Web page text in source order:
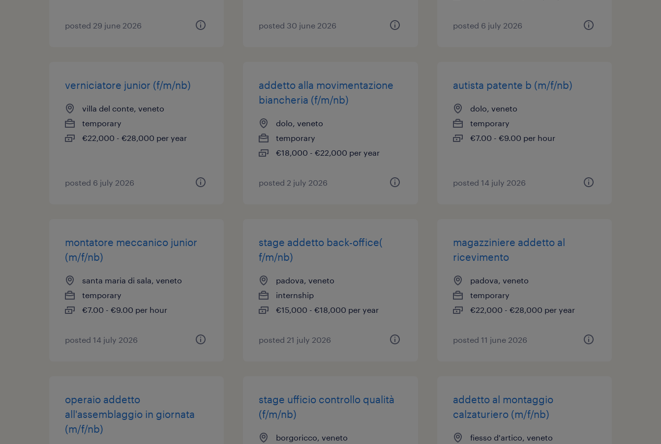
posted 29 june 2026 posted 30 june 2026 posted 6 july 2026
verniciatore junior (f/m/nb)
villa del conte, veneto
temporary
€22,000 - €28,000 per year
posted 6 july 2026
addetto alla movimentazione
biancheria (f/m/nb)
dolo, veneto
temporary
€18,000 - €22,000 per year
posted 2 july 2026
autista patente b (m/f/nb)
dolo, veneto
temporary
€7.00 - €9.00 per hour
posted 14 july 2026
montatore meccanico junior
(m/f/nb)
santa maria di sala, veneto
temporary
€7.00 - €9.00 per hour
posted 14 july 2026
stage addetto back-office(
f/m/nb)
padova, veneto
internship
€15,000 - €18,000 per year
posted 21 july 2026
magazziniere addetto al
ricevimento
padova, veneto
temporary
€22,000 - €28,000 per year
posted 11 june 2026
operaio addetto
all'assemblaggio in giornata
(m/f/nb)
stage ufficio controllo qualità
(f/m/nb)
borgoricco, veneto
addetto al montaggio
calzaturiero (m/f/nb)
fiesso d'artico, veneto